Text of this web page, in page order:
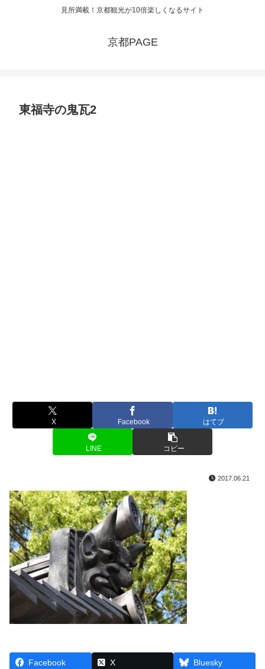
見所満載！京都観光が10倍楽しくなるサイト
京都PAGE
東福寺の鬼瓦2
X Facebook はてブ
LINE コピー
2017.06.21
Facebook X Bluesky